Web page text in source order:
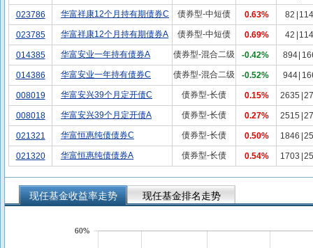
023786 华富祥康12个月持有期债券C 债券型-中短债 0.63% 82
023785 华富祥康12个月持有期债券A 债券型-中短债 0.69% 42
014385 华富安业一年持有债券A 债券型-混合二级 -0.42% 894
014386 华富安业一年持有债券C 债券型-混合二级 -0.52% 944
008019 华富安兴39个月定开债C 债券型-长债 0.15% 2635
008018 华富安兴39个月定开债A 债券型-长债 0.27% 2515
021321 华富恒惠纯债债券C 债券型-长债 0.50% 1846
021320 华富恒惠纯债债券A 债券型-长债 0.54% 1703
现任基金收益率走势 现任基金排名走势
60%